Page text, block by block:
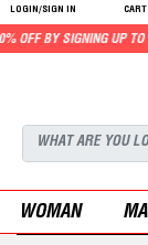
LOGIN/SIGN IN
OFF BY SIGNING UP TO
WOMAN